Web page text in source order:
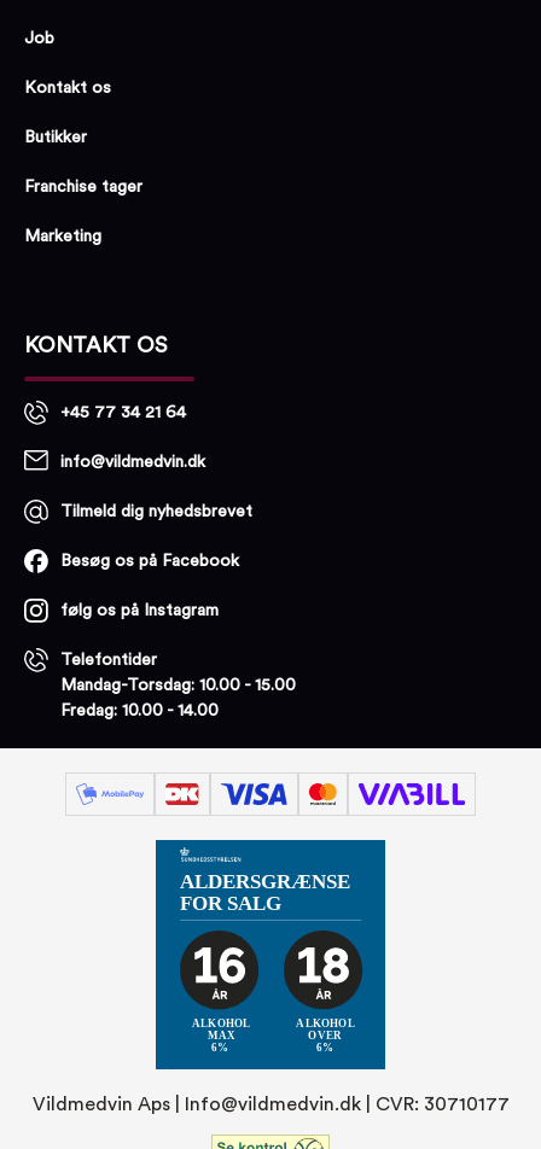
Job
Kontakt os
Butikker
Franchise tager
Marketing
KONTAKT OS
+45 77 34 21 64
info@vildmedvin.dk
Tilmeld dig nyhedsbrevet
Besøg os på Facebook
følg os på Instagram
Telefontider
Mandag-Torsdag: 10.00 - 15.00
Fredag: 10.00 - 14.00
Vildmedvin Aps | Info@vildmedvin.dk| CVR: 30710177